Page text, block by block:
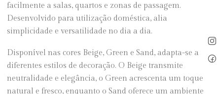
facilmente a salas, quartos e zonas de passagem.
Desenvolvido para utilização doméstica, alia
simplicidade e versatilidade no dia a dia.
Disponível nas cores Beige, Green e Sand, adapta-se a
diferentes estilos de decoração. O Beige transmite
neutralidade e elegância, o Green acrescenta um toque
natural e fresco, enquanto o Sand oferece um ambiente